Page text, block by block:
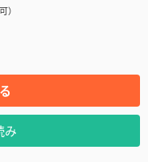
）
み